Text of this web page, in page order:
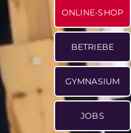
ONLINE-SHOP
BETRIEBE
GYMNASIUM
JOBS